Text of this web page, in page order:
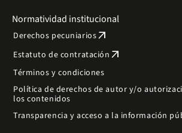
Normatividad institucional
Derechos pecuniariosarrow_outward
Estatuto de contratación arrow_outward
Términos y condiciones
Política de derechos de autor y/o
los contenidos
Transparencia y acceso a la información